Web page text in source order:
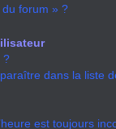
forum » ?
?
dans la liste
est toujours